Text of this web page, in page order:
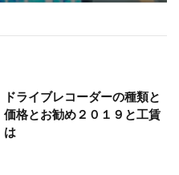
ドライブレコーダーの種類と
価格とお勧め２０１９と工賃
は